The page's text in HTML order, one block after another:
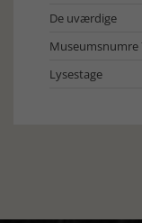
De uværdige
Museumsnumre
Lysestage